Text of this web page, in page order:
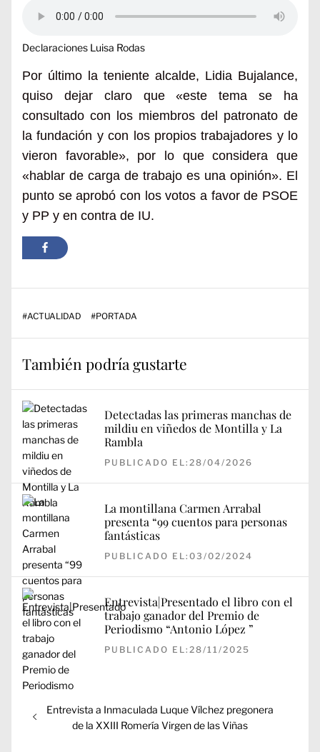
Declaraciones Luisa Rodas
Por último la teniente alcalde, Lidia Bujalance,
quiso dejar claro que «este tema se ha
consultado con los miembros del patronato de
la fundación y con los propios trabajadores y lo
vieron favorable», por lo que considera que
«hablar de carga de trabajo es una opinión». El
punto se aprobó con los votos a favor de PSOE
y PP y en contra de IU.
#ACTUALIDAD #PORTADA
También podría gustarte
Detectadas las primeras manchas de
mildiu en viñedos de Montilla y La
Rambla
PUBLICADO EL:28/04/2026
La montillana Carmen Arrabal
presenta “99 cuentos para personas
fantásticas
PUBLICADO EL:03/02/2024
Entrevista|Presentado el libro con el
trabajo ganador del Premio de
Periodismo “Antonio López ”
PUBLICADO EL:28/11/2025
Navegación
de
Entrada
anterior:
Entrevista a Inmaculada Luque Vílchez pregonera
de la XXIII Romería Virgen de las Viñas